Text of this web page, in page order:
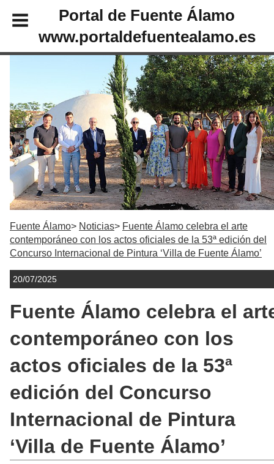
Portal de Fuente Álamo
www.portaldefuentealamo.es
Fuente Álamo Noticias
Fuente Álamo celebra el arte
contemporáneo con los actos oficiales de la 53ª edición del
Concurso Internacional de Pintura ‘Villa de Fuente Álamo’
20/07/2025
Fuente Álamo celebra el
contemporáneo con los
actos oficiales de la 53ª
edición del Concurso
Internacional de Pintura
‘Villa de Fuente Álamo’